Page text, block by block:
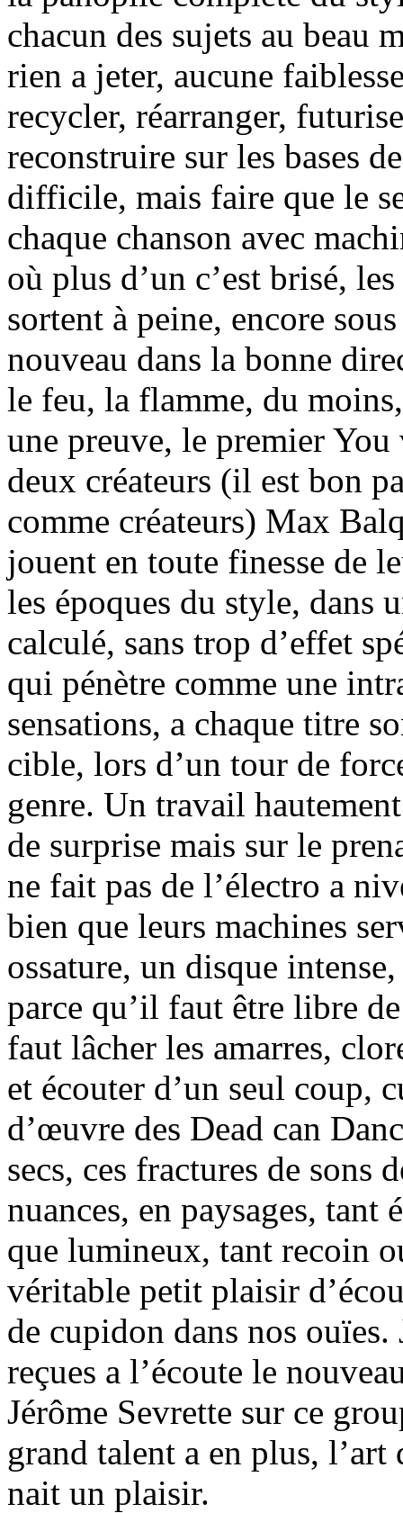
chacun des sujets au beau
rien a jeter, aucune
recycler, réarranger,
reconstruire sur les bases
difficile, mais faire que le
chaque chanson avec
où plus d’un c’est brisé,
sortent à peine, encore
nouveau dans la bonne
le feu, la flamme, du
une preuve, le premier
deux créateurs (il est bon
comme créateurs) Max
jouent en toute finesse de
les époques du style, dans
calculé, sans trop d’effet
qui pénètre comme une
sensations, a chaque titre
cible, lors d’un tour de
genre. Un travail
de surprise mais sur le
ne fait pas de l’électro a
bien que leurs machines
ossature, un disque
parce qu’il faut être libre
faut lâcher les amarres,
et écouter d’un seul coup,
d’œuvre des Dead can
secs, ces fractures de sons
nuances, en paysages, tant
que lumineux, tant recoin
véritable petit plaisir
de cupidon dans nos ouïes.
reçues a l’écoute le
Jérôme Sevrette sur ce
grand talent a en plus,
nait un plaisir.